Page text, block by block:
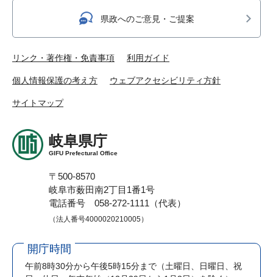
県政へのご意見・ご提案
リンク・著作権・免責事項 利用ガイド
個人情報保護の考え方 ウェブアクセシビリティ方針
サイトマップ
岐阜県庁
GIFU Prefectural Office
〒500-8570
岐阜市薮田南2丁目1番1号
電話番号 058-272-1111（代表）
（法人番号4000020210005）
開庁時間
午前8時30分から午後5時15分まで （土曜日、日曜日、祝